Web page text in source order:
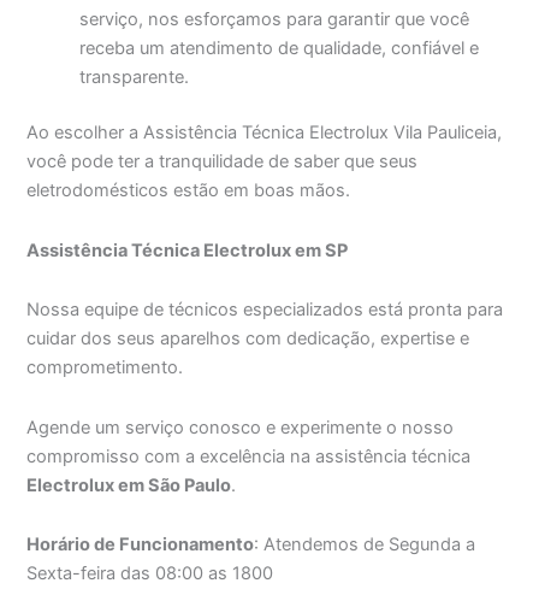
serviço, nos esforçamos para garantir que você
receba um atendimento de qualidade, confiável e
transparente.
Ao escolher a Assistência Técnica Electrolux Vila Pauliceia,
você pode ter a tranquilidade de saber que seus
eletrodomésticos estão em boas mãos.
Assistência Técnica Electrolux em SP
Nossa equipe de técnicos especializados está pronta para
cuidar dos seus aparelhos com dedicação, expertise e
comprometimento.
Agende um serviço conosco e experimente o nosso
compromisso com a excelência na assistência técnica
Electrolux em São Paulo.
Horário de Funcionamento: Atendemos de Segunda a
Sexta-feira das 08:00 as 1800